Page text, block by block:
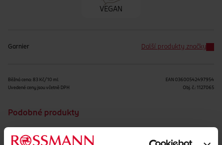
VEGAN
Garnier Další produkty značky
Běžná cena: 83 Kč/10 ml
Uvedené ceny jsou včetně DPH
EAN 03600542497954
Obj. č.: 1127065
Podobné produkty